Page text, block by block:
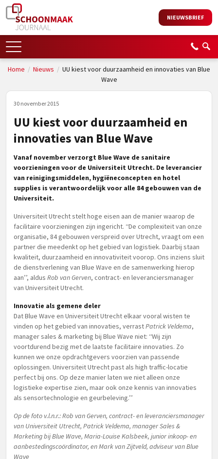
NIEUWSBRIEF
Home / Nieuws / UU kiest voor duurzaamheid en innovaties van Blue
Wave
30 november 2015
UU kiest voor duurzaamheid en
innovaties van Blue Wave
Vanaf november verzorgt Blue Wave de sanitaire
voorzieningen voor de Universiteit Utrecht. De leverancier
van reinigingsmiddelen, hygiëneconcepten en hotel
supplies is verantwoordelijk voor alle 84 gebouwen van de
Universiteit.
Universiteit Utrecht stelt hoge eisen aan de manier waarop de
facilitaire voorzieningen zijn ingericht. ‘‘De complexiteit van onze
organisatie, 84 gebouwen verspreid over Utrecht, vraagt om een
partner die meedenkt op het gebied van logistiek. Daarbij staan
kwaliteit, duurzaamheid en innovativiteit voorop. Ons inziens sluit
de dienstverlening van Blue Wave en de samenwerking hierop
aan’’, aldus Rob van Gerven, contract- en leveranciersmanager
van Universiteit Utrecht.
Innovatie als gemene deler
Dat Blue Wave en Universiteit Utrecht elkaar vooral wisten te
vinden op het gebied van innovaties, verrastPatrick Veldema,
manager sales & marketing bij Blue Wave niet: ‘‘Wij zijn
voortdurend bezig met de laatste facilitaire innovaties. Zo
kunnen we onze opdrachtgevers voorzien van passende
oplossingen. Universiteit Utrecht past als high traffic-locatie
perfect bij ons. Op deze manier laten we niet alleen onze
logistieke expertise zien, maar ook onze kennis van innovaties
als sensortechnologie en geurbeleving.’’
Op de foto v.l.n.r.: Rob van Gerven, contract- en leveranciersmanager
van Universiteit Utrecht, Patrick Veldema, manager Sales &
Marketing bij Blue Wave, Maria-Louise Kalsbeek, junior inkoop- en
aanbestedingscoördinator, en Mark van Zijtveld, adviseur van Blue
Wave